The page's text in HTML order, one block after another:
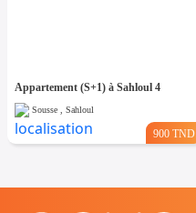
Appartement (S+1) à Sahloul 4
Sousse , Sahloul
900 TND